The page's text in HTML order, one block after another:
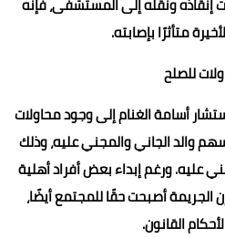
متأثرًا بإصابته.
للصلح
أسامة الغنام إلى وجود محاولات
والد الجاني والمجني عليه، وذلك
عليه. ورغم إبداء بعض أفراد أهلية
الجريمة أصبحت حقًا للمجتمع أيضًا،
القانون.